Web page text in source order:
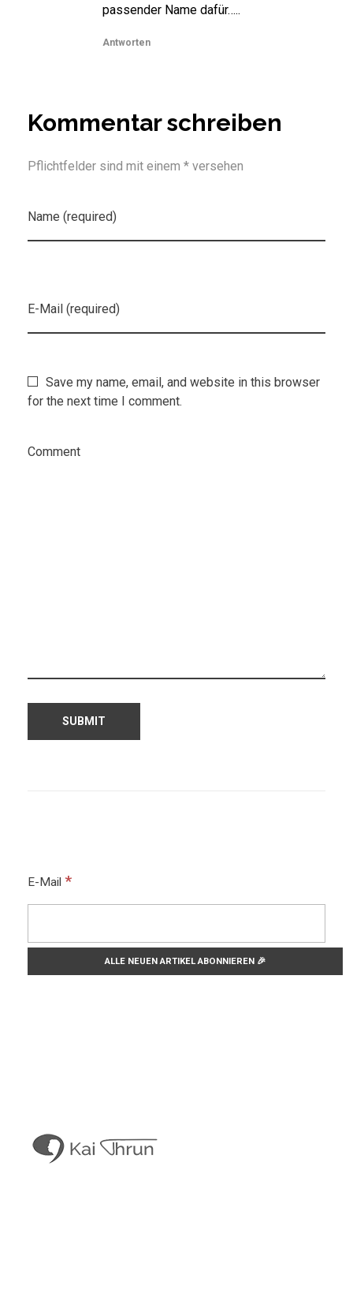
passender Name dafür…..
Antworten
Kommentar schreiben
Pflichtfelder sind mit einem * versehen
Name (required)
E-Mail (required)
Save my name, email, and website in this browser
for the next time I comment.
Comment
E-Mail *